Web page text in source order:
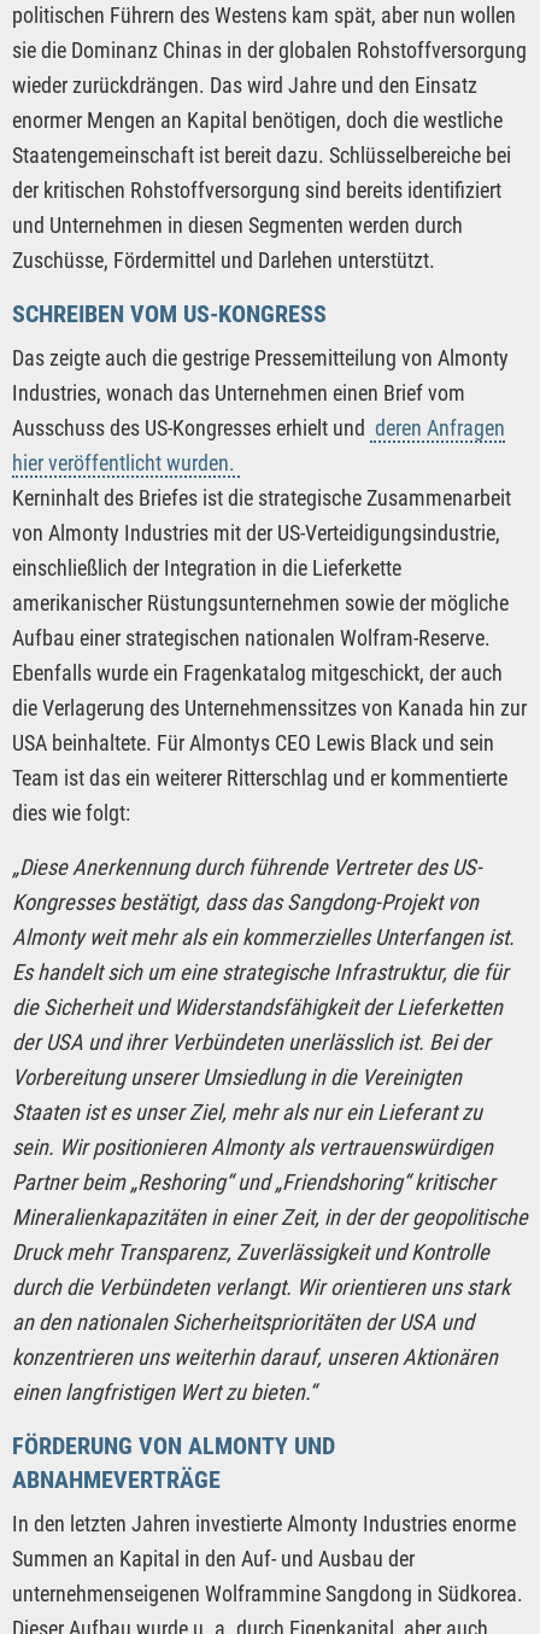
politischen Führern des Westens kam spät, aber nun wollen
sie die Dominanz Chinas in der globalen Rohstoffversorgung
wieder zurückdrängen. Das wird Jahre und den Einsatz
enormer Mengen an Kapital benötigen, doch die westliche
Staatengemeinschaft ist bereit dazu. Schlüsselbereiche bei
der kritischen Rohstoffversorgung sind bereits identifiziert
und Unternehmen in diesen Segmenten werden durch
Zuschüsse, Fördermittel und Darlehen unterstützt.
SCHREIBEN VOM US-KONGRESS
Das zeigte auch die gestrige Pressemitteilung von Almonty
Industries, wonach das Unternehmen einen Brief vom
Ausschuss des US-Kongresses erhielt und deren Anfragen
hier veröffentlicht wurden.
Kerninhalt des Briefes ist die strategische Zusammenarbeit
von Almonty Industries mit der US-Verteidigungsindustrie,
einschließlich der Integration in die Lieferkette
amerikanischer Rüstungsunternehmen sowie der mögliche
Aufbau einer strategischen nationalen Wolfram-Reserve.
Ebenfalls wurde ein Fragenkatalog mitgeschickt, der auch
die Verlagerung des Unternehmenssitzes von Kanada hin zur
USA beinhaltete. Für Almontys CEO Lewis Black und sein
Team ist das ein weiterer Ritterschlag und er kommentierte
dies wie folgt:
„Diese Anerkennung durch führende Vertreter des US-
Kongresses bestätigt, dass das Sangdong-Projekt von
Almonty weit mehr als ein kommerzielles Unterfangen ist.
Es handelt sich um eine strategische Infrastruktur, die für
die Sicherheit und Widerstandsfähigkeit der Lieferketten
der USA und ihrer Verbündeten unerlässlich ist. Bei der
Vorbereitung unserer Umsiedlung in die Vereinigten
Staaten ist es unser Ziel, mehr als nur ein Lieferant zu
sein. Wir positionieren Almonty als vertrauenswürdigen
Partner beim „Reshoring“ und „Friendshoring“ kritischer
Mineralienkapazitäten in einer Zeit, in der der geopolitische
Druck mehr Transparenz, Zuverlässigkeit und Kontrolle
durch die Verbündeten verlangt. Wir orientieren uns stark
an den nationalen Sicherheitsprioritäten der USA und
konzentrieren uns weiterhin darauf, unseren Aktionären
einen langfristigen Wert zu bieten.“
FÖRDERUNG VON ALMONTY UND
ABNAHMEVERTRÄGE
In den letzten Jahren investierte Almonty Industries enorme
Summen an Kapital in den Auf- und Ausbau der
unternehmenseigenen Wolframmine Sangdong in Südkorea.